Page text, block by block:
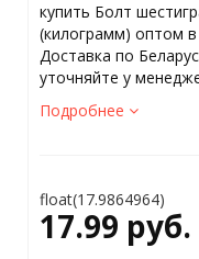
купить Болт
(килограмм) оптом в
Доставка по
уточняйте у
Подробнее
float(17.9864964)
17.99 руб.